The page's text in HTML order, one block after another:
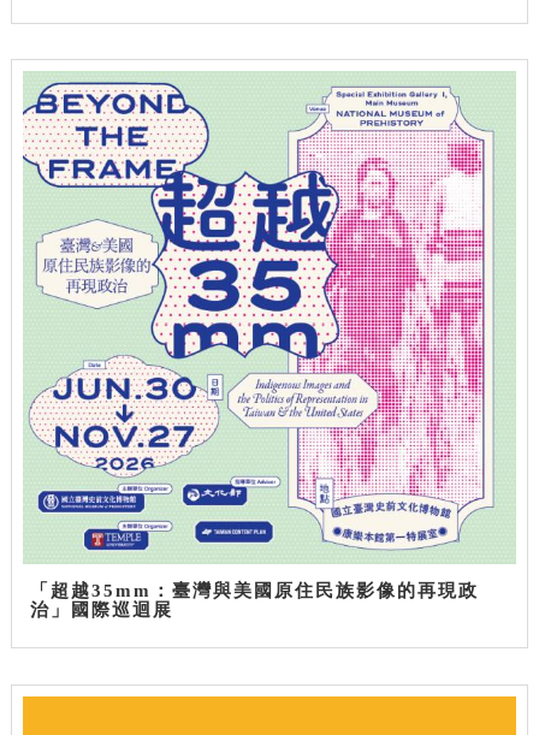
「超越35mm：臺灣與美國原住民族影像的再現政
治」國際巡迴展